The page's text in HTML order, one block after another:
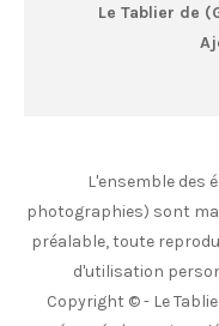
Le Tablier de
L'ensemble des
photographies) sont
préalable, toute
d'utilisation
Copyright © - Le